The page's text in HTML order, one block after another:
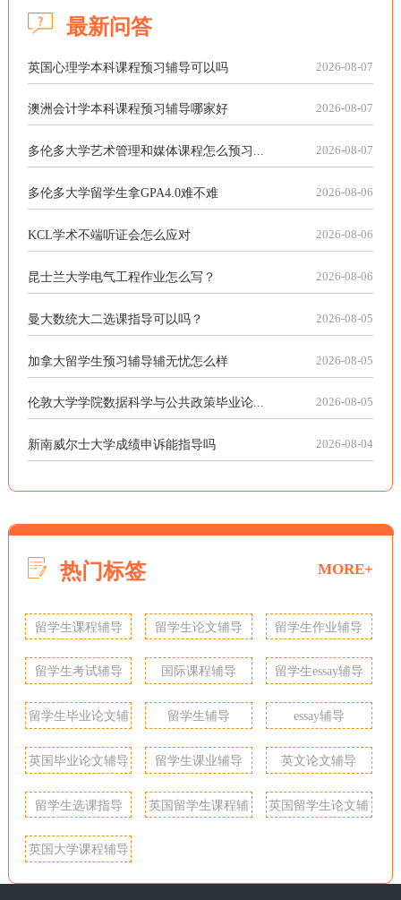
最新问答
英国心理学本科课程预习辅导可以吗 2026-08-07
澳洲会计学本科课程预习辅导哪家好 2026-08-07
多伦多大学艺术管理和媒体课程怎么预习... 2026-08-07
多伦多大学留学生拿GPA4.0难不难 2026-08-06
KCL学术不端听证会怎么应对 2026-08-06
昆士兰大学电气工程作业怎么写？ 2026-08-06
曼大数统大二选课指导可以吗？ 2026-08-05
加拿大留学生预习辅导辅无忧怎么样 2026-08-05
伦敦大学学院数据科学与公共政策毕业论... 2026-08-05
新南威尔士大学成绩申诉能指导吗 2026-08-04
热门标签 MORE+
留学生课程辅导 留学生论文辅导 留学生作业辅导
留学生考试辅导 国际课程辅导 留学生essay辅导
留学生毕业论文辅
留学生辅导 essay辅导
英国毕业论文辅导 留学生课业辅导 英文论文辅导
留学生选课指导
英国留学生课程辅
英国留学生论文辅
英国大学课程辅导